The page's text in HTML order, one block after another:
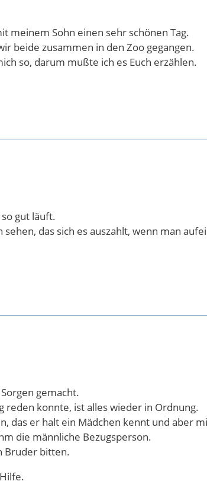
meinem Sohn einen sehr schönen Tag.
beide zusammen in den Zoo gegangen.
so, darum mußte ich es Euch erzählen.
gut läuft.
das sich es auszahlt, wenn man
gemacht.
reden konnte, ist alles wieder in Ordnung.
das er halt ein Mädchen kennt und aber
die männliche Bezugsperson.
Bruder bitten.